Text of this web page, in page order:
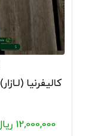
کالیفرنیا (لـازار) 5
12,000,000 ریال